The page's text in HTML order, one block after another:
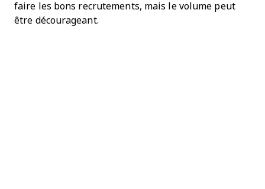
faire les bons recrutements, mais le volume peut
être décourageant.